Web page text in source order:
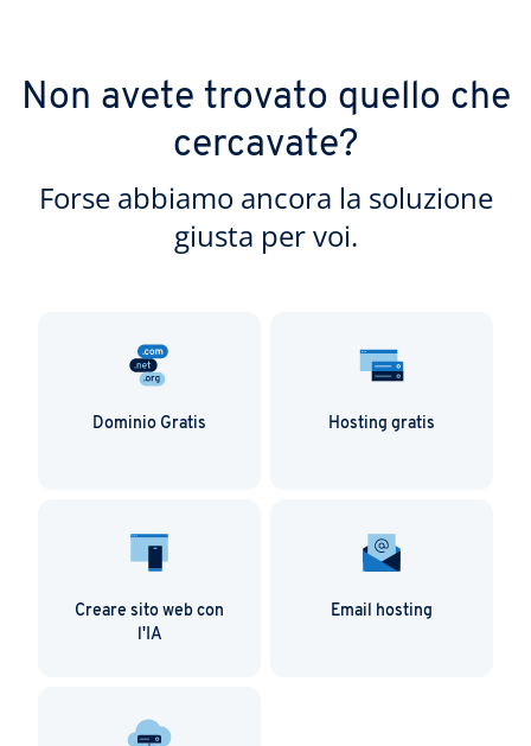
Non avete trovato quello che
cercavate?
Forse abbiamo ancora la soluzione
giusta per voi.
Dominio Gratis Hosting gratis
Creare sito web con
l'IA
Email hosting